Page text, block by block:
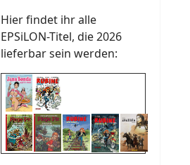
Hier findet ihr alle
EPSiLON-Titel, die 2026
lieferbar sein werden: